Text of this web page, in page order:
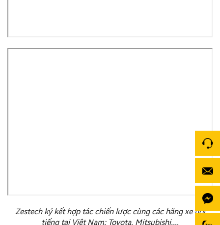
Zestech ký kết hợp tác chiến lược cùng các hãng xe nổi
tiếng tại Việt Nam: Toyota, Mitsubishi,…